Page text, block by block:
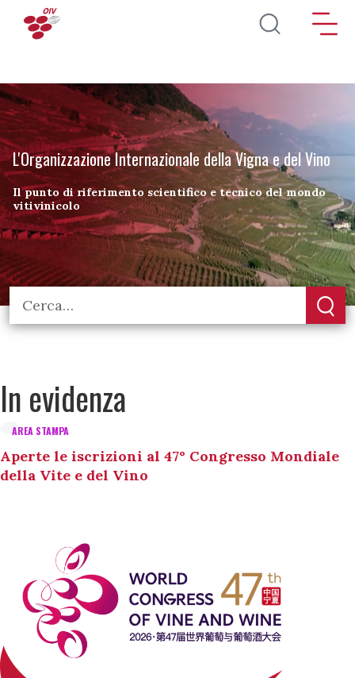
Salta al contenuto principale
L'Organizzazione Internazionale della Vigna e del Vino
Il punto di riferimento scientifico e tecnico del mondo
vitivinicolo
In evidenza
AREA STAMPA
Aperte le iscrizioni al 47° Congresso Mondiale
della Vite e del Vino